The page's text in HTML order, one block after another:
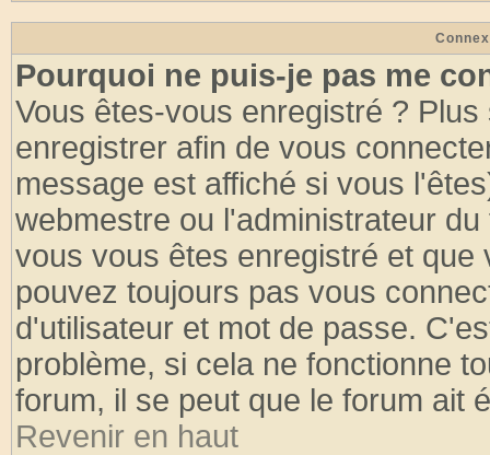
Pourquoi ne puis-je pas me
Vous êtes-vous enregistré ?
enregistrer afin de vous
message est affiché si vous
webmestre ou l'administrateur
vous vous êtes enregistré et
pouvez toujours pas vous
d'utilisateur et mot de passe.
problème, si cela ne fonctionne
forum, il se peut que le forum ait
Revenir en haut